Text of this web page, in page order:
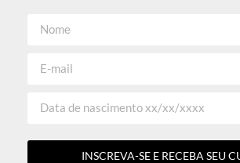
INSCREVA-SE E RECEBA SEU